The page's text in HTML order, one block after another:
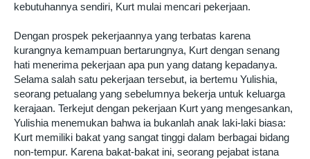
kebutuhannya sendiri, Kurt mulai mencari pekerjaan.
Dengan prospek pekerjaannya yang terbatas karena
kurangnya kemampuan bertarungnya, Kurt dengan senang
hati menerima pekerjaan apa pun yang datang kepadanya.
Selama salah satu pekerjaan tersebut, ia bertemu Yulishia,
seorang petualang yang sebelumnya bekerja untuk keluarga
kerajaan. Terkejut dengan pekerjaan Kurt yang mengesankan,
Yulishia menemukan bahwa ia bukanlah anak laki-laki biasa:
Kurt memiliki bakat yang sangat tinggi dalam berbagai bidang
non-tempur. Karena bakat-bakat ini, seorang pejabat istana